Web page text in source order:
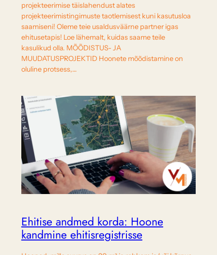
projekteerimise täislahendust alates
projekteerimistingimuste taotlemisest kuni kasutusloa
saamiseni! Oleme teie usaldusväärne partner igas
ehitusetapis! Loe lähemalt, kuidas saame teile
kasulikud olla. MÕÕDISTUS- JA
MUUDATUSPROJEKTID Hoonete mõõdistamine on
oluline protsess,…
Ehitise andmed korda: Hoone
kandmine ehitisregistrisse